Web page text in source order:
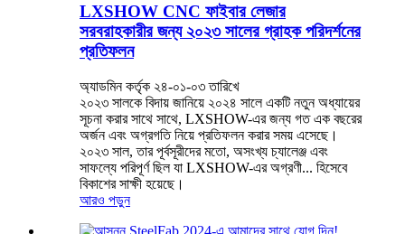
LXSHOW CNC ফাইবার লেজার
সরবরাহকারীর জন্য ২০২৩ সালের গ্রাহক পরিদর্শনের
প্রতিফলন
অ্যাডমিন কর্তৃক ২৪-০১-০৩ তারিখে
২০২৩ সালকে বিদায় জানিয়ে ২০২৪ সালে একটি নতুন অধ্যায়ের
সূচনা করার সাথে সাথে, LXSHOW-এর জন্য গত এক বছরের
অর্জন এবং অগ্রগতি নিয়ে প্রতিফলন করার সময় এসেছে।
২০২৩ সাল, তার পূর্বসূরীদের মতো, অসংখ্য চ্যালেঞ্জ এবং
সাফল্যে পরিপূর্ণ ছিল যা LXSHOW-এর অগ্রণী... হিসেবে
বিকাশের সাক্ষী হয়েছে।
আরও পড়ুন